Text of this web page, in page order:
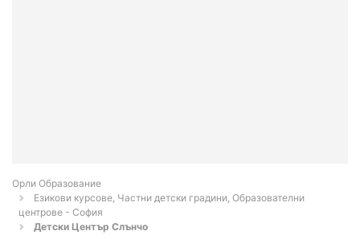
Орли Образование
Езикови курсове, Частни детски градини, Образователни
центрове - София
Детски Център Слънчо